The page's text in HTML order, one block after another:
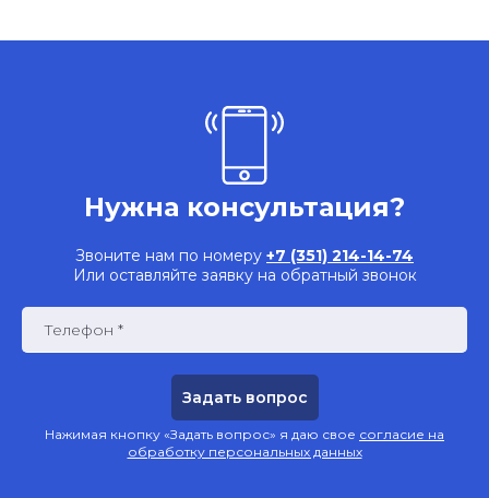
Нужна консультация?
Звоните нам по номеру +7 (351) 214-14-74
Или оставляйте заявку на обратный звонок
Телефон *
Нажимая кнопку «Задать вопрос» я даю свое согласие на
обработку персональных данных